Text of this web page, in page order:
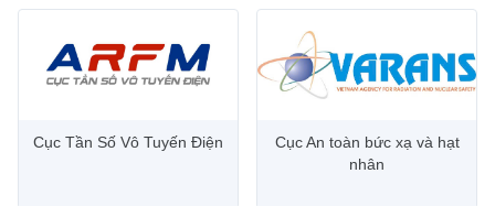
Cục Tần Số Vô Tuyến Điện
Cục An toàn bức xạ và hạt
nhân